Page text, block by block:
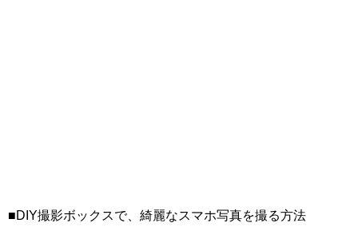
■DIY撮影ボックスで、綺麗なスマホ写真を撮る方法